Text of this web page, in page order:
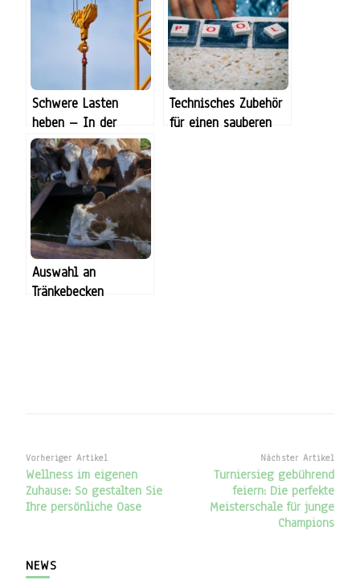
Schwere Lasten
heben – In der
heutigen Zeit kein
Problem mehr
Technisches Zubehör
für einen sauberen
Auswahl an
Tränkebecken
Beitragsnavigation
Vorheriger Artikel
Wellness im eigenen
Zuhause: So gestalten Sie
Ihre persönliche Oase
Nächster Artikel
Turniersieg gebührend
feiern: Die perfekte
Meisterschale für junge
Champions
NEWS